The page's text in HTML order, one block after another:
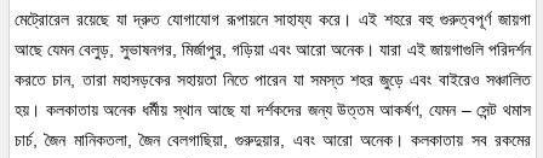
মেট্রোরেল রয়েছে যা দ্রুত যোগাযোগ রূপায়নে সাহায্য করে। এই শহরে বহু গুরুত্বপূর্ণ জায়গা
আছে যেমন বেলুড়, সুভাষনগর, মির্জাপুর, গড়িয়া এবং আরো অনেক। যারা এই জায়গাগুলি পরিদর্শন
করতে চান, তারা মহাসড়কের সহায়তা নিতে পারেন যা সমস্ত শহর জুড়ে এবং বাইরেও সঞ্চালিত
হয়। কলকাতায় অনেক ধর্মীয় স্থান আছে যা দর্শকদের জন্য উত্তম আকর্ষণ, যেমন – সেন্ট থমাস
চার্চ, জৈন মানিকতলা, জৈন বেলগাছিয়া, গুরুদুয়ার, এবং আরো অনেক। কলকাতায় সব রকমের